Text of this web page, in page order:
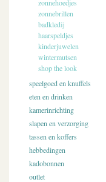
zonnehoedjes
zonnebrillen
badkledij
haarspeldjes
kinderjuwelen
wintermutsen
shop the look
speelgoed en knuffels
eten en drinken
kamerinrichting
slapen en verzorging
tassen en koffers
hebbedingen
kadobonnen
outlet